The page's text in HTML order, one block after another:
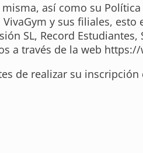
así como su
y sus filiales, esto
SL, Record Estudiantes,
a través de la web
de realizar su